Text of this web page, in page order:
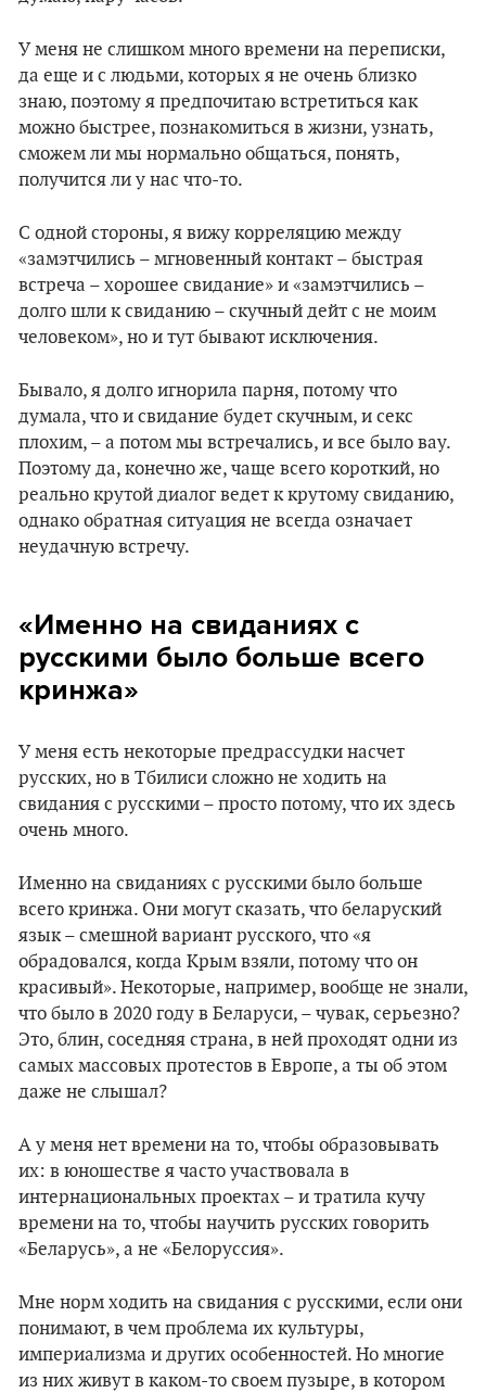
У меня не слишком много времени на переписки,
да еще и с людьми, которых я не очень близко
знаю, поэтому я предпочитаю встретиться как
можно быстрее, познакомиться в жизни, узнать,
сможем ли мы нормально общаться, понять,
получится ли у нас что-то.
С одной стороны, я вижу корреляцию между
«замэтчились – мгновенный контакт – быстрая
встреча – хорошее свидание» и «замэтчились –
долго шли к свиданию – скучный дейт с не моим
человеком», но и тут бывают исключения.
Бывало, я долго игнорила парня, потому что
думала, что и свидание будет скучным, и секс
плохим, – а потом мы встречались, и все было вау.
Поэтому да, конечно же, чаще всего короткий, но
реально крутой диалог ведет к крутому свиданию,
однако обратная ситуация не всегда означает
неудачную встречу.
«Именно на свиданиях с
русскими было больше всего
кринжа»
У меня есть некоторые предрассудки насчет
русских, но в Тбилиси сложно не ходить на
свидания с русскими – просто потому, что их здесь
очень много.
Именно на свиданиях с русскими было больше
всего кринжа. Они могут сказать, что беларуский
язык – смешной вариант русского, что «я
обрадовался, когда Крым взяли, потому что он
красивый». Некоторые, например, вообще не знали,
что было в 2020 году в Беларуси, – чувак, серьезно?
Это, блин, соседняя страна, в ней проходят одни из
самых массовых протестов в Европе, а ты об этом
даже не слышал?
А у меня нет времени на то, чтобы образовывать
их: в юношестве я часто участвовала в
интернациональных проектах – и тратила кучу
времени на то, чтобы научить русских говорить
«Беларусь», а не «Белоруссия».
Мне норм ходить на свидания с русскими, если они
понимают, в чем проблема их культуры,
империализма и других особенностей. Но многие
из них живут в каком-то своем пузыре, в котором